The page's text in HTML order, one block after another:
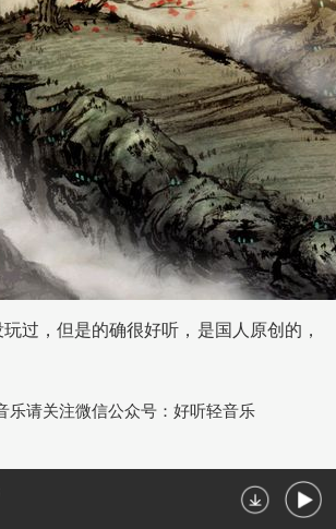
过，但是的确很好听，是国人原创的，
乐请关注微信公众号：好听轻音乐